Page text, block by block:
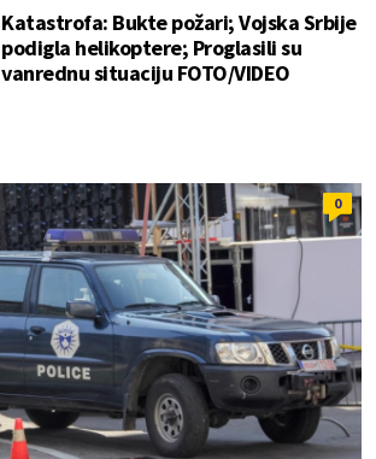
Katastrofa: Bukte požari; Vojska Srbije
podigla helikoptere; Proglasili su
vanrednu situaciju FOTO/VIDEO
0